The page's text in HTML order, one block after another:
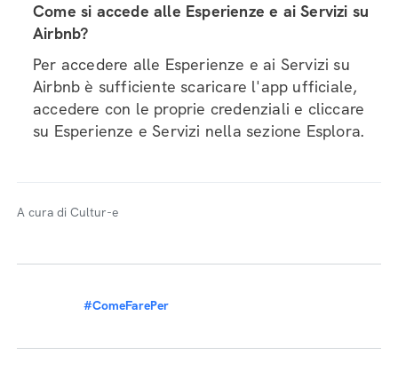
Come si accede alle Esperienze e ai Servizi su
Airbnb?
Per accedere alle Esperienze e ai Servizi su
Airbnb è sufficiente scaricare l'app ufficiale,
accedere con le proprie credenziali e cliccare
su Esperienze e Servizi nella sezione Esplora.
A cura di Cultur-e
#ComeFarePer